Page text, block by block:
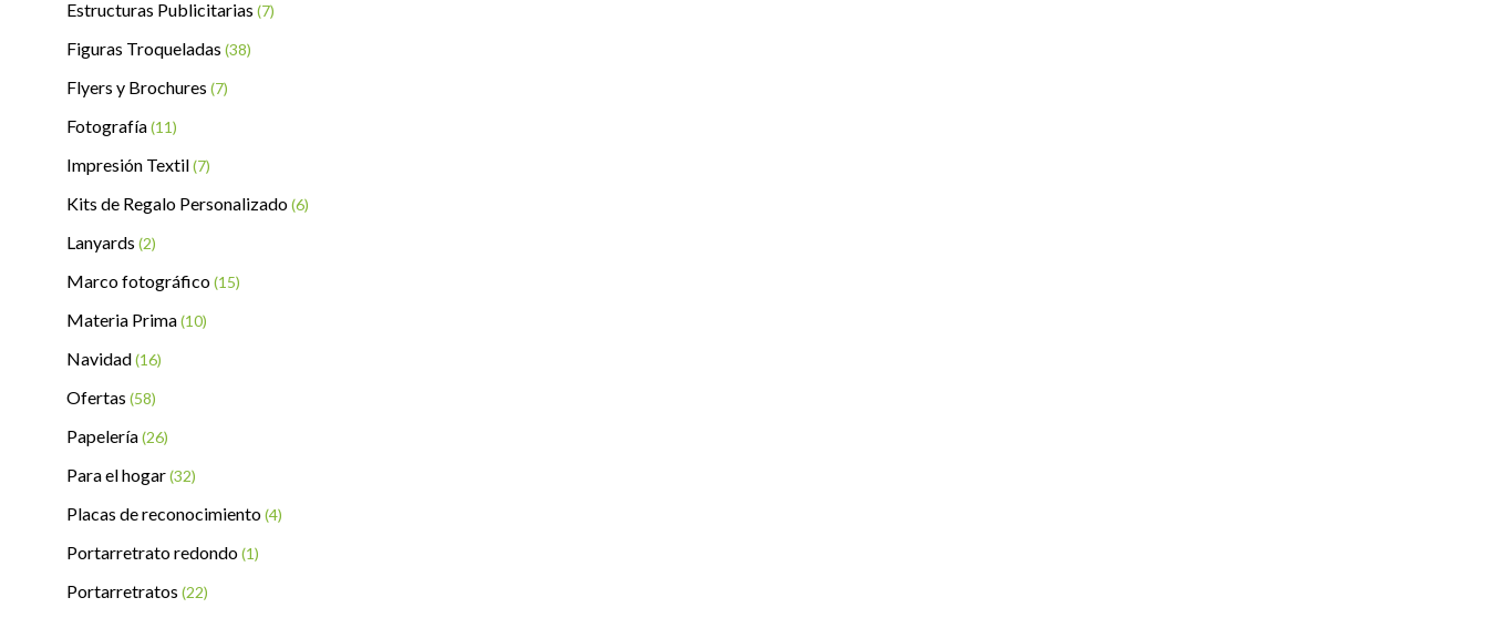
Estructuras Publicitarias (7)
Figuras Troqueladas (38)
Flyers y Brochures (7)
Fotografía(11)
Impresión Textil(7)
Kits de Regalo Personalizado(6)
Lanyards (2)
Marco fotográfico(15)
Materia Prima(10)
Navidad(16)
Ofertas (58)
Papelería(26)
Para el hogar(32)
Placas de reconocimiento(4)
Portarretrato redondo(1)
Portarretratos (22)